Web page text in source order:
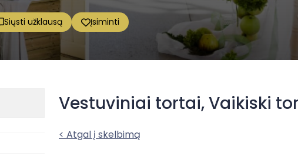
Siųsti užklausą Įsiminti
Vestuviniai tortai, Vaikiski
< Atgal į skelbimą